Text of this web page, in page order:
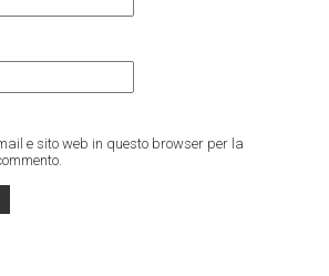
e sito web in questo browser per la